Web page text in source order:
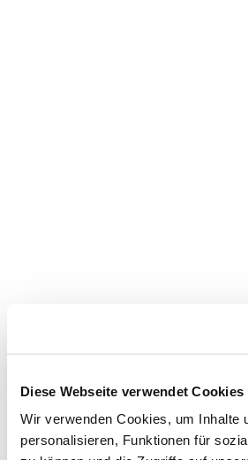
Diese Webseite verwendet Cookies
Wir verwenden Cookies, um Inhalte
personalisieren, Funktionen für
Dies könnte